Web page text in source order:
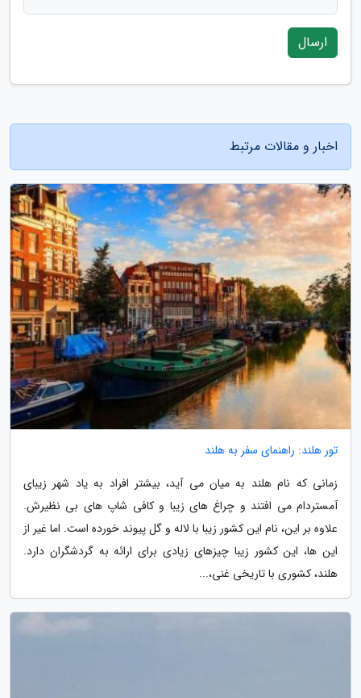
ارسال
اخبار و مقالات مرتبط
تور هلند: راهنمای سفر به هلند
زمانی که نام هلند به میان می آید، بیشتر افراد به یاد شهر زیبای
آمستردام می افتند و چراغ های زیبا و کافی شاپ های بی نظیرش.
علاوه بر این، نام این کشور زیبا با لاله و گل پیوند خورده است. اما غیر از
این ها، این کشور زیبا چیزهای زیادی برای ارائه به گردشگران دارد.
هلند، کشوری با تاریخی غنی،...